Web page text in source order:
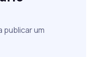
publicar um